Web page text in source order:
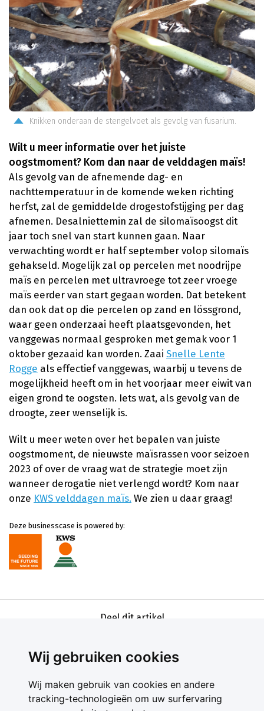
Wij gebruiken cookies
Wij maken gebruik van cookies en andere
tracking-technologieën om uw surfervaring
Knikken onderaan de stengelvoet als gevolg van fusarium.
Wilt u meer informatie over het juiste
oogstmoment? Kom dan naar de velddagen maïs!
Als gevolg van de afnemende dag- en
nachttemperatuur in de komende weken richting
herfst, zal de gemiddelde drogestofstijging per dag
afnemen. Desalniettemin zal de silomaïsoogst dit
jaar toch snel van start kunnen gaan. Naar
verwachting wordt er half september volop silomaïs
gehakseld. Mogelijk zal op percelen met noodrijpe
maïs en percelen met ultravroege tot zeer vroege
maïs eerder van start gegaan worden. Dat betekent
dan ook dat op die percelen op zand en lössgrond,
waar geen onderzaai heeft plaatsgevonden, het
vanggewas normaal gesproken met gemak voor 1
oktober gezaaid kan worden. Zaai Snelle Lente
Rogge als effectief vanggewas, waarbij u tevens de
mogelijkheid heeft om in het voorjaar meer eiwit van
eigen grond te oogsten. Iets wat, als gevolg van de
droogte, zeer wenselijk is.
Wilt u meer weten over het bepalen van juiste
oogstmoment, de nieuwste maïsrassen voor seizoen
2023 of over de vraag wat de strategie moet zijn
wanneer derogatie niet verlengd wordt? Kom naar
onze KWS velddagen maïs. We zien u daar graag!
Deze businesscase is powered by:
Deel dit artikel